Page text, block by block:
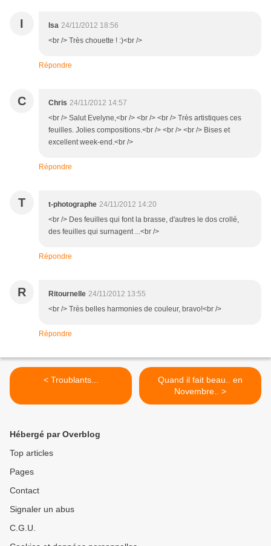
I Isa 24/11/2012 18:56
<br /> Très chouette ! :)<br />
Répondre
C Chris 24/11/2012 14:57
<br /> Salut Evelyne,<br /> <br /> <br /> Très artistiques ces
feuilles. Jolies compositions.<br /> <br /> <br /> Bises et
excellent week-end.<br />
Répondre
T t-photographe 24/11/2012 14:20
<br /> Des feuilles qui font la brasse, d'autres le dos crollé,
des feuilles qui surnagent ...<br />
Répondre
R Ritournelle 24/11/2012 13:55
<br /> Très belles harmonies de couleur, bravo!<br />
Répondre
< Troublants...
Quand il fait beau.. en
Novembre.. >
Hébergé par Overblog
Top articles
Pages
Contact
Signaler un abus
C.G.U.